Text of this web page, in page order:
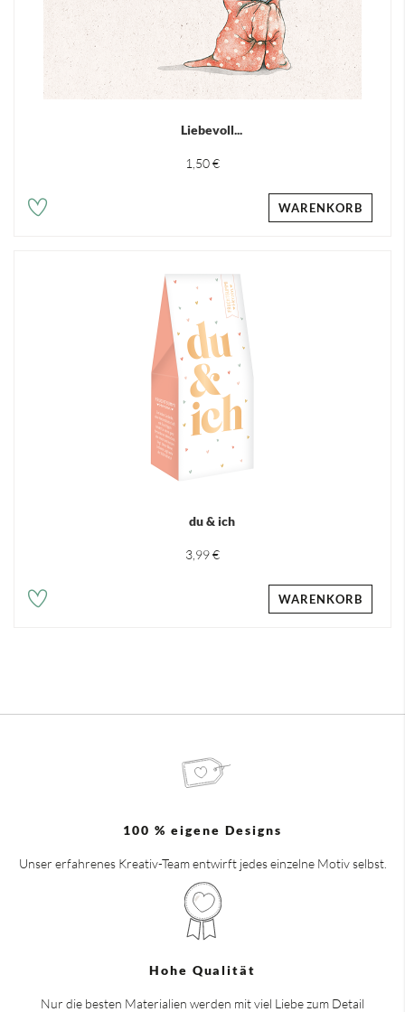
Liebevoll...
1,50 €
WARENKORB
du & ich
3,99 €
WARENKORB
100 % eigene Designs
Unser erfahrenes Kreativ-Team entwirft jedes einzelne Motiv selbst.
Hohe Qualität
Nur die besten Materialien werden mit viel Liebe zum Detail